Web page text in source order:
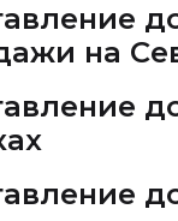
на